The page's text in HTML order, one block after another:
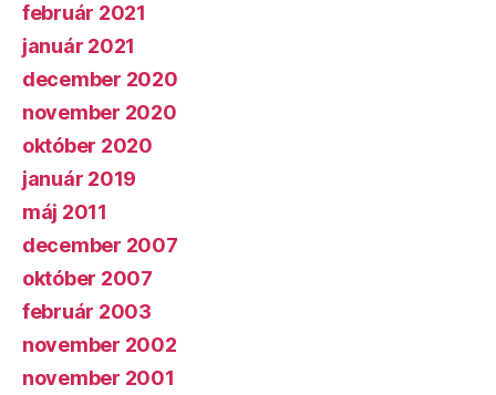
február 2021
január 2021
december 2020
november 2020
október 2020
január 2019
máj 2011
december 2007
október 2007
február 2003
november 2002
november 2001